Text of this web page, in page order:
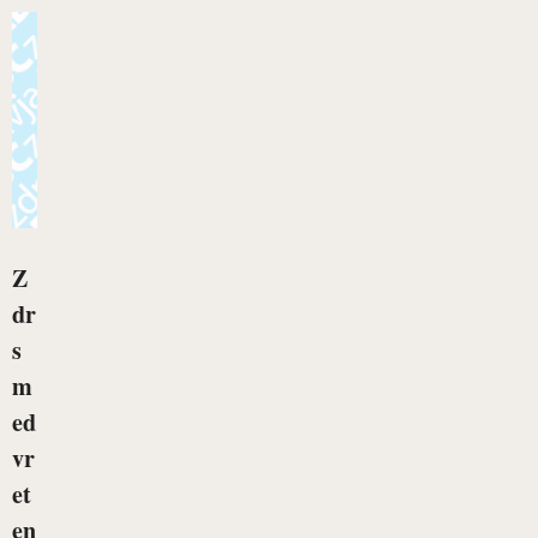
Z
dr
s
m
ed
vr
et
en